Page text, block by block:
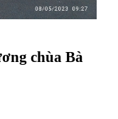
chùa Bà